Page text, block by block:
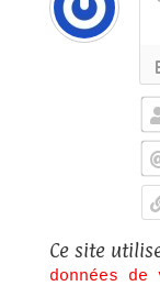
Ce site
données